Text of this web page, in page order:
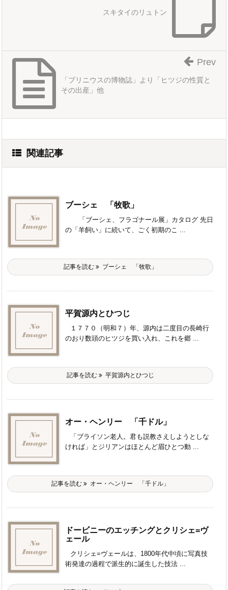
スキタイのリュトン
「プリニウスの博物誌」より「ヒツジの性質と
その出産」他
Prev
関連記事
ブーシェ 「牧歌」
「ブーシェ、フラゴナール展」カタログ 先日
の「羊飼い」に続いて、ごく初期のこ ...
記事を読む ブーシェ 「牧歌」
平賀源内とひつじ
１７７０（明和７）年、源内は二度目の長崎行
のおり数頭のヒツジを買い入れ、これを郷 ...
記事を読む 平賀源内とひつじ
オー・ヘンリー 「千ドル」
「ブライソン老人。君も説教さえしようとしな
ければ」とジリアンはほとんど眉ひとつ動 ...
記事を読む オー・ヘンリー 「千ドル」
ドービニーのエッチングとクリシェ=ヴ
ェール
クリシェ=ヴェールは、1800年代中頃に写真技
術発達の過程で派生的に誕生した技法 ...